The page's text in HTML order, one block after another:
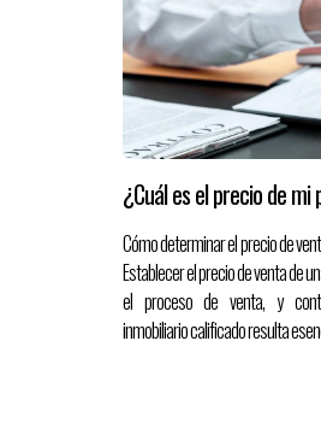
¿Cuál es el precio de mi
Cómo determinar el precio de
Establecer el precio de venta de
el proceso de venta, y
inmobiliario calificado resulta